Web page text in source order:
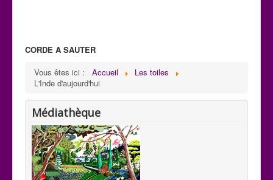
CORDE A SAUTER
Paysage: Création de Mani
H : 0,59m x L : 0,75m
Vous êtes ici : Accueil
Les toiles
L'Inde d'aujourd'hui
Médiathèque